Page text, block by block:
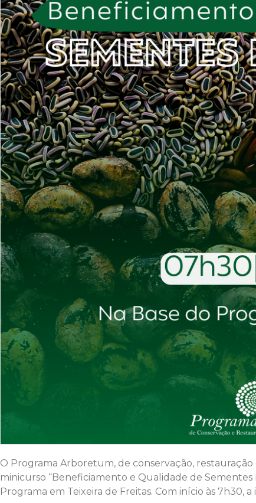
O Programa Arboretum, de conservação,
minicurso “Beneficiamento e Qualidade de Sementes
Programa em Teixeira de Freitas. Com início às 7h30,